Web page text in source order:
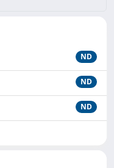
ND
ND
ND